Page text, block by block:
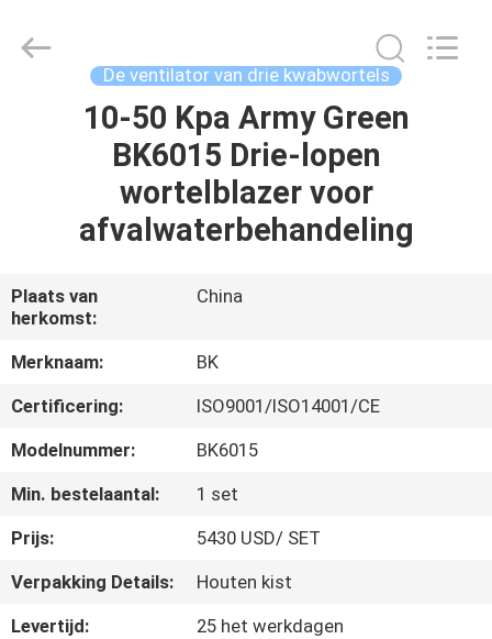
PRODUCTEN
ONGEVEER
ONS
FABRIEKSREIS
KWALITEITSCONTROLE
CONTACTEER
ONS
Machine
(Jiangsu)
De ventilator van drie kwabwortels
10-50 Kpa Army Green
BK6015 Drie-lopen
wortelblazer voor
afvalwaterbehandeling
Plaats van
herkomst:
China
Merknaam:
BK
Certificering:
ISO9001/ISO14001/CE
Modelnummer:
BK6015
Min. bestelaantal:
1 set
Prijs:
5430 USD/ SET
Verpakking Details:
Houten kist
Levertijd:
25 het werkdagen